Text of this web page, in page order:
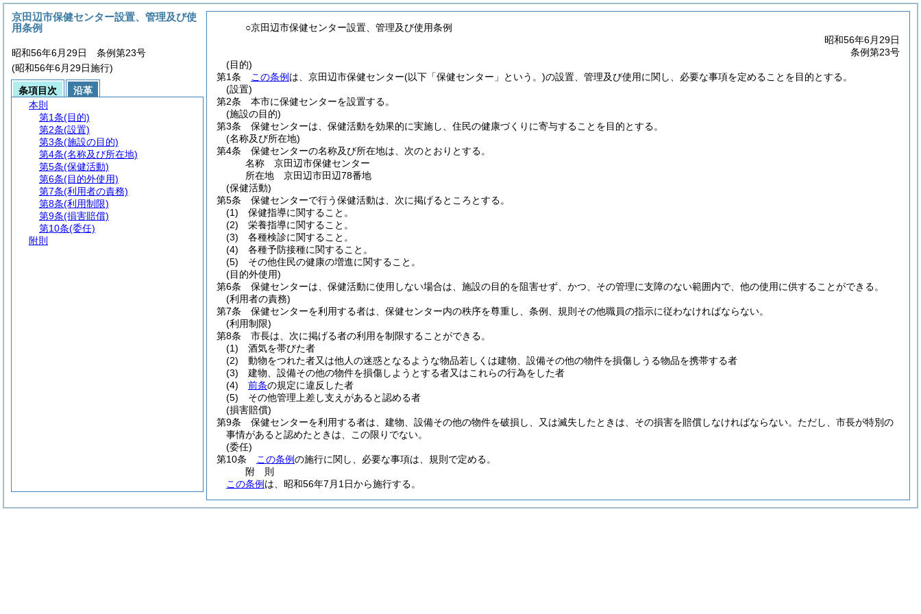
○京田辺市保健センター設置、管理及び使用条例
昭和56年6月29日
条例第23号
(目的)
第1条
この条例 は、京田辺市保健センター(以下「保健センター」という。)の設置、管理及び使用に関し、必要な事項を定めることを目的とする。
(設置)
第2条
本市に保健センターを設置する。
(施設の目的)
第3条
保健センターは、保健活動を効果的に実施し、住民の健康づくりに寄与することを目的とする。
(名称及び所在地)
第4条
保健センターの名称及び所在地は、次のとおりとする。
名称 京田辺市保健センター
所在地 京田辺市田辺78番地
(保健活動)
第5条
保健センターで行う保健活動は、次に掲げるところとする。
(1)
保健指導に関すること。
(2)
栄養指導に関すること。
(3)
各種検診に関すること。
(4)
各種予防接種に関すること。
(5)
その他住民の健康の増進に関すること。
(目的外使用)
第6条
保健センターは、保健活動に使用しない場合は、施設の目的を阻害せず、かつ、その管理に支障のない範囲内で、他の使用に供することができる。
(利用者の責務)
第7条
保健センターを利用する者は、保健センター内の秩序を尊重し、条例、規則その他職員の指示に従わなければならない。
(利用制限)
第8条
市長は、次に掲げる者の利用を制限することができる。
(1)
酒気を帯びた者
(2)
動物をつれた者又は他人の迷惑となるような物品若しくは建物、設備その他の物件を損傷しうる物品を携帯する者
(3)
建物、設備その他の物件を損傷しようとする者又はこれらの行為をした者
(4)
前条の規定に違反した者
(5)
その他管理上差し支えがあると認める者
(損害賠償)
第9条
保健センターを利用する者は、建物、設備その他の物件を破損し、又は滅失したときは、その損害を賠償しなければならない。 ただし、市長が特別の
事情があると認めたときは、この限りでない。
(委任)
第10条
この条例の施行に関し、必要な事項は、規則で定める。
附 則
この条例 は、昭和56年7月1日から施行する。
京田辺市保健センター設置、管理及び使
用条例
昭和56年6月29日 条例第23号
(昭和56年6月29日施行)
条項目次
沿革
本則
第1条(目的)
第2条(設置)
第3条(施設の目的)
第4条(名称及び所在地)
第5条(保健活動)
第6条(目的外使用)
第7条(利用者の責務)
第8条(利用制限)
第9条(損害賠償)
第10条(委任)
附則